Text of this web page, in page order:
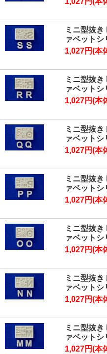
ミニ型抜
ァベット
1,027円(本
ミニ型抜
ァベット
1,027円(本
ミニ型抜
ァベット
1,027円(本
ミニ型抜
ァベット
1,027円(本
ミニ型抜
ァベット
1,027円(本
ミニ型抜
ァベットシ
1,027円(本
ミニ型抜
ァベットシ
1,027円(本